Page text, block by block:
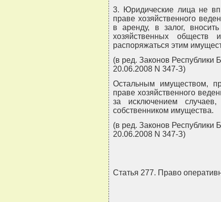
3. Юридические лица не
праве хозяйственного
в аренду, в залог,
хозяйственных
распоряжаться этим
(в ред. Законов Республики
20.06.2008 N 347-З)
Остальным имуществом,
праве хозяйственного
за исключением случаев,
собственником имущества.
(в ред. Законов Республики
20.06.2008 N 347-З)
Статья 277. Право